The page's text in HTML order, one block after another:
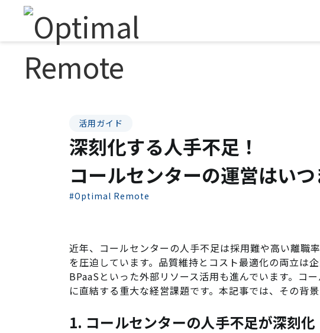
活用ガイド
深刻化する人手不足！
コールセンターの運営はい
#Optimal Remote
近年、コールセンターの人手不足は採用難や高い離職
を圧迫しています。品質維持とコスト最適化の両立は
BPaaSといった外部リソース活用も進んでいます。コ
に直結する重大な経営課題です。本記事では、その背
1. コールセンターの人手不足が深刻